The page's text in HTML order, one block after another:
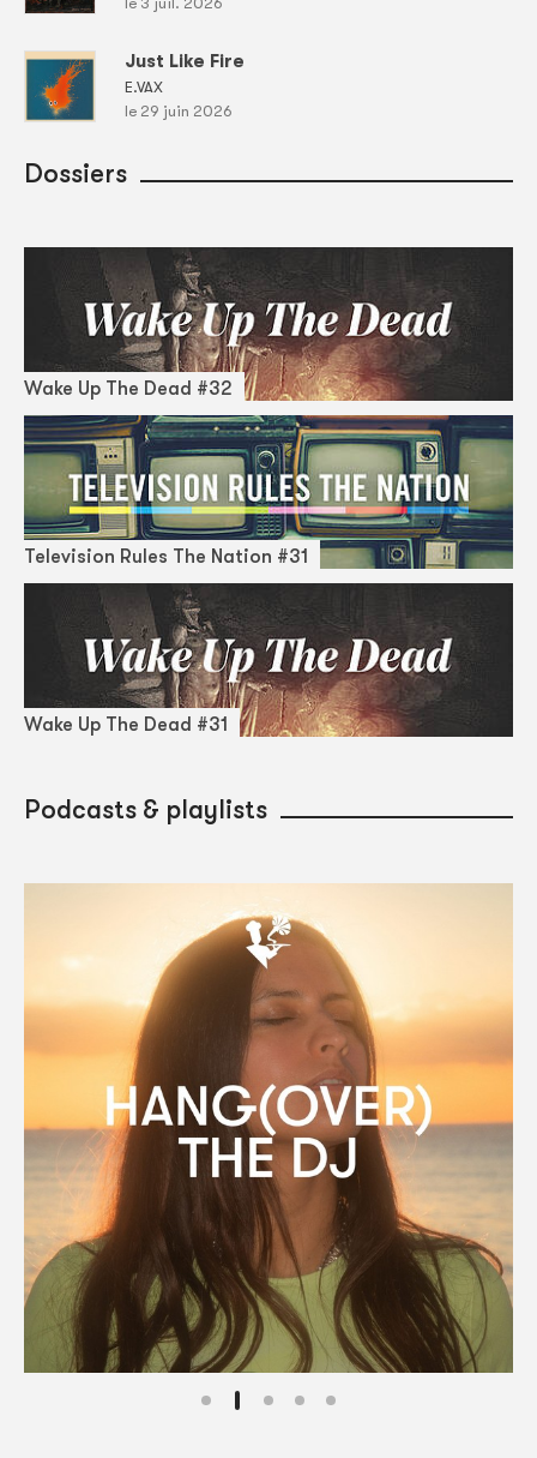
Just Like Fire
E.VAX
le 29 juin 2026
Dossiers
Wake Up The Dead #32
Television Rules The Nation #31
Wake Up The Dead #31
Podcasts & playlists